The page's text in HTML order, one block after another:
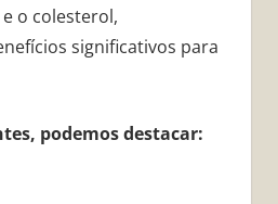
o colesterol,
significativos para
podemos destacar: